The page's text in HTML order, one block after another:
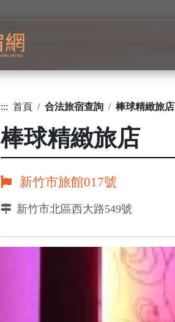
::: 首頁 合法旅宿查詢 棒球精緻旅店
棒球精緻旅店
新竹市旅館017號
新竹市北區西大路549號